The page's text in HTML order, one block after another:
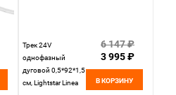
Трек 24V
однофазный
дуговой 0,5*92*1,5
см, Lightstar Linea
6 147 ₽
3 995 ₽
В КОРЗИНУ